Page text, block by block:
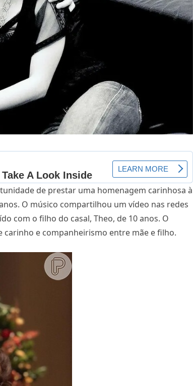
de prestar uma homenagem carinhosa à
O músico compartilhou um vídeo nas redes
com o filho do casal, Theo, de 10 anos. O
carinho e companheirismo entre mãe e filho.